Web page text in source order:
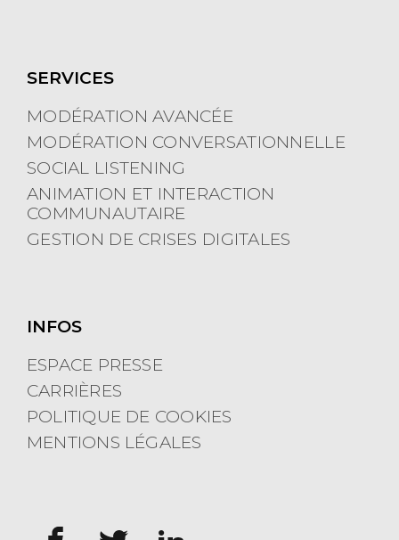
SERVICES
MODÉRATION AVANCÉE
MODÉRATION CONVERSATIONNELLE
SOCIAL LISTENING
ANIMATION ET INTERACTION
COMMUNAUTAIRE
GESTION DE CRISES DIGITALES
INFOS
ESPACE PRESSE
CARRIÈRES
POLITIQUE DE COOKIES
MENTIONS LÉGALES